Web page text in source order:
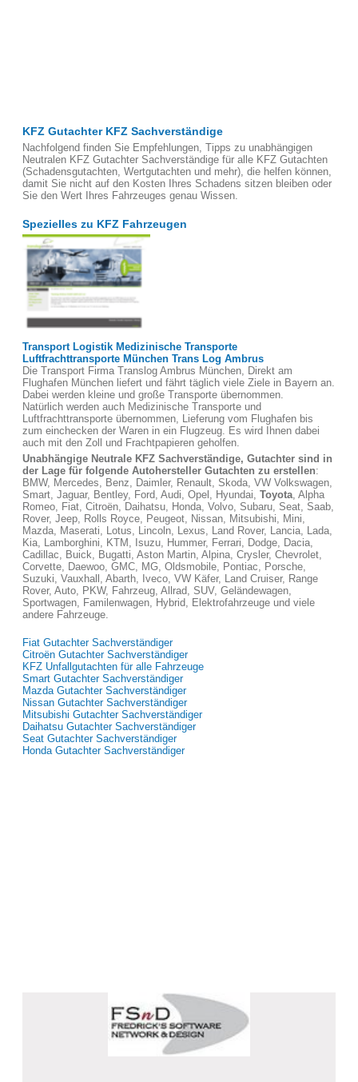
KFZ Gutachter KFZ Sachverständige
Nachfolgend finden Sie Empfehlungen, Tipps zu unabhängigen
Neutralen KFZ Gutachter Sachverständige für alle KFZ Gutachten
(Schadensgutachten, Wertgutachten und mehr), die helfen können,
damit Sie nicht auf den Kosten Ihres Schadens sitzen bleiben oder
Sie den Wert Ihres Fahrzeuges genau Wissen.
Spezielles zu KFZ Fahrzeugen
Transport Logistik Medizinische Transporte
Luftfrachttransporte München Trans Log Ambrus
Die Transport Firma Translog Ambrus München, Direkt am
Flughafen München liefert und fährt täglich viele Ziele in Bayern an.
Dabei werden kleine und große Transporte übernommen.
Natürlich werden auch Medizinische Transporte und
Luftfrachttransporte übernommen, Lieferung vom Flughafen bis
zum einchecken der Waren in ein Flugzeug. Es wird Ihnen dabei
auch mit den Zoll und Frachtpapieren geholfen.
Unabhängige Neutrale KFZ Sachverständige, Gutachter sind in
der Lage für folgende Autohersteller Gutachten zu erstellen:
BMW, Mercedes, Benz, Daimler, Renault, Skoda, VW Volkswagen,
Smart, Jaguar, Bentley, Ford, Audi, Opel, Hyundai, Toyota, Alpha
Romeo, Fiat, Citroën, Daihatsu, Honda, Volvo, Subaru, Seat, Saab,
Rover, Jeep, Rolls Royce, Peugeot, Nissan, Mitsubishi, Mini,
Mazda, Maserati, Lotus, Lincoln, Lexus, Land Rover, Lancia, Lada,
Kia, Lamborghini, KTM, Isuzu, Hummer, Ferrari, Dodge, Dacia,
Cadillac, Buick, Bugatti, Aston Martin, Alpina, Crysler, Chevrolet,
Corvette, Daewoo, GMC, MG, Oldsmobile, Pontiac, Porsche,
Suzuki, Vauxhall, Abarth, Iveco, VW Käfer, Land Cruiser, Range
Rover, Auto, PKW, Fahrzeug, Allrad, SUV, Geländewagen,
Sportwagen, Familenwagen, Hybrid, Elektrofahrzeuge und viele
andere Fahrzeuge.
Fiat Gutachter Sachverständiger
Citroën Gutachter Sachverständiger
KFZ Unfallgutachten für alle Fahrzeuge
Smart Gutachter Sachverständiger
Mazda Gutachter Sachverständiger
Nissan Gutachter Sachverständiger
Mitsubishi Gutachter Sachverständiger
Daihatsu Gutachter Sachverständiger
Seat Gutachter Sachverständiger
Honda Gutachter Sachverständiger